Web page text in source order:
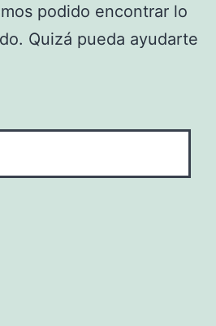
podido encontrar lo
Quizá pueda ayudarte